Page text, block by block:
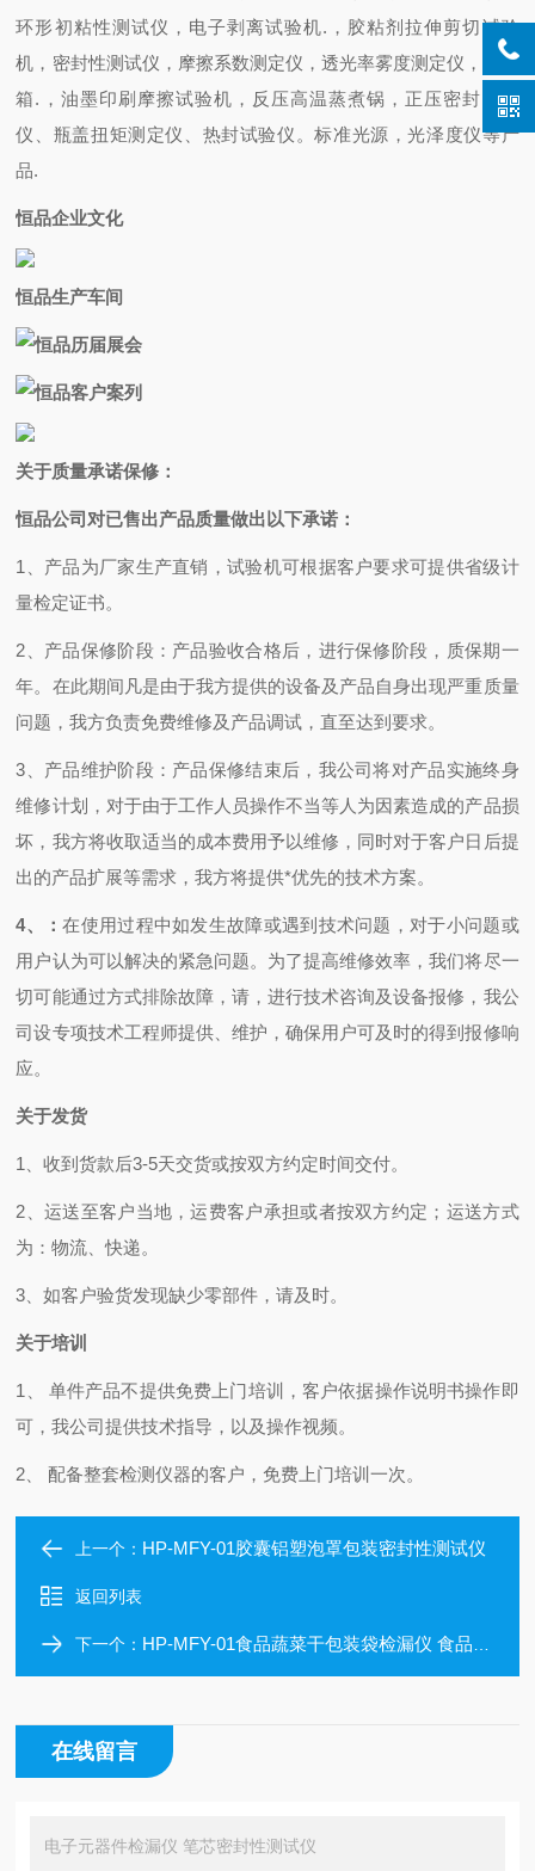
环形初粘性测试仪，电子剥离试验机.，胶粘剂拉伸剪切试验
机，密封性测试仪，摩擦系数测定仪，透光率雾度测定仪，干燥
箱.，油墨印刷摩擦试验机，反压高温蒸煮锅，正压密封试验
仪、瓶盖扭矩测定仪、热封试验仪。标准光源，光泽度仪等产
品.
恒品企业文化
恒品生产车间
恒品历届展会
恒品客户案列
关于质量承诺保修：
恒品公司对已售出产品质量做出以下承诺：
1
、产品为厂家生产直销，试验机可根据客户要求可提供省级计
量检定证书。
2 、产品保修阶段：产品验收合格后，进行保修阶段 ，质保期一
年。在此期间凡是由于我方提供的设备及产品自身出现严重质量
问题，我方负责免费维修及产品调试，直至达到要求。
3 、产品维护阶段：产品保修结束后，我公司将对产品实施终身
维修计划，对于由于工作人员操作不当等人为因素造成的产品损
坏，我方将收取适当的成本费用予以维修，同时对于客户日后提
出的产品扩展等需求，我方将提供*优先的技术方案。
4、：在使用过程中如发生故障或遇到技术问题，对于小问题或
用户认为可以解决的紧急问题。为了提高维修效率，我们将尽一
切可能通过方式排除故障，请，进行技术咨询及设备报修，我公
司设专项技术工程师提供、维护，确保用户可及时的得到报修响
应。
关于发货
1 、收到货款后3-5天交货或按双方约定时间交付。
2 、运送至客户当地，运费客户承担或者按双方约定；运送方式
为：物流、快递。
3 、如客户验货发现缺少零部件，请及时。
关于培训
1、
单件产品不提供免费上门培训，客户依据操作说明书操作即
可，我公司提供技术指导，以及操作视频。
2、 配备整套检测仪器的客户，免费上门培训一次。
上一个： HP-MFY-01胶囊铝塑泡罩包装密封性测试仪
返回列表
下一个： HP-MFY-01食品蔬菜干包装袋检漏仪 食品包装密封仪
在线留言